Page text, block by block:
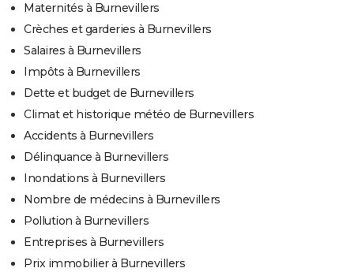
Maternités à Burnevillers
Crèches et garderies à Burnevillers
Salaires à Burnevillers
Impôts à Burnevillers
Dette et budget de Burnevillers
Climat et historique météo de Burnevillers
Accidents à Burnevillers
Délinquance à Burnevillers
Inondations à Burnevillers
Nombre de médecins à Burnevillers
Pollution à Burnevillers
Entreprises à Burnevillers
Prix immobilier à Burnevillers